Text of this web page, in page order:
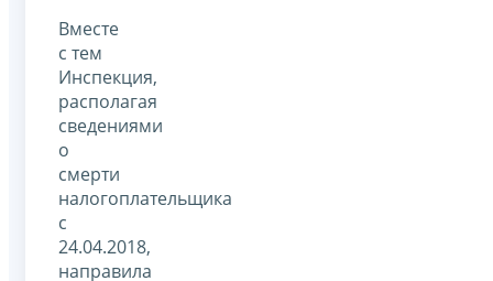
Вместе
с тем
Инспекция,
располагая
сведениями
о
смерти
налогоплательщика
с
24.04.2018,
направила